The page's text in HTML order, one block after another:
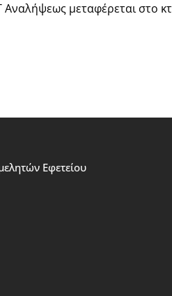
μεταφέρεται στο
Εφετείου